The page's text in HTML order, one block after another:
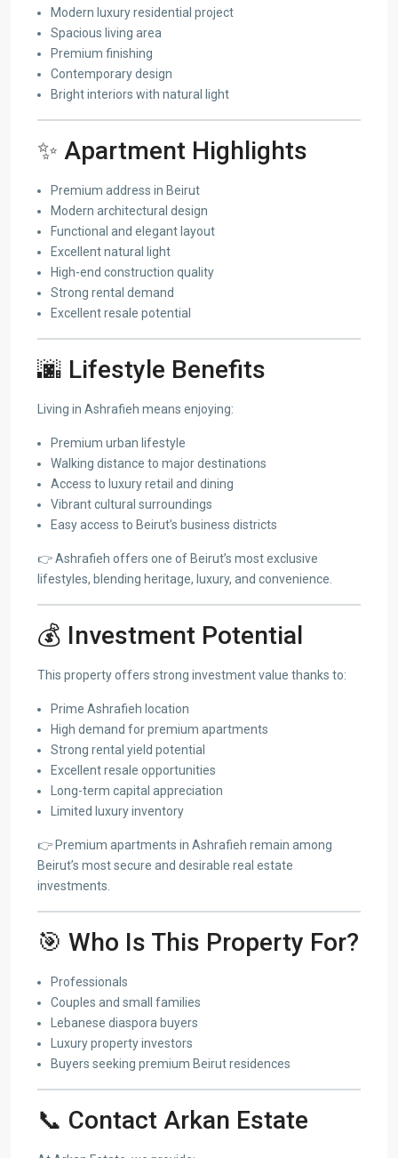
Modern luxury residential project
Spacious living area
Premium finishing
Contemporary design
Bright interiors with natural light
✨ Apartment Highlights
Premium address in Beirut
Modern architectural design
Functional and elegant layout
Excellent natural light
High-end construction quality
Strong rental demand
Excellent resale potential
🌆 Lifestyle Benefits
Living in Ashrafieh means enjoying:
Premium urban lifestyle
Walking distance to major destinations
Access to luxury retail and dining
Vibrant cultural surroundings
Easy access to Beirut’s business districts
👉 Ashrafieh offers one of Beirut’s most exclusive
lifestyles, blending heritage, luxury, and convenience.
💰 Investment Potential
This property offers strong investment value thanks to:
Prime Ashrafieh location
High demand for premium apartments
Strong rental yield potential
Excellent resale opportunities
Long-term capital appreciation
Limited luxury inventory
👉 Premium apartments in Ashrafieh remain among
Beirut’s most secure and desirable real estate
investments.
🎯 Who Is This Property For?
Professionals
Couples and small families
Lebanese diaspora buyers
Luxury property investors
Buyers seeking premium Beirut residences
📞 Contact Arkan Estate